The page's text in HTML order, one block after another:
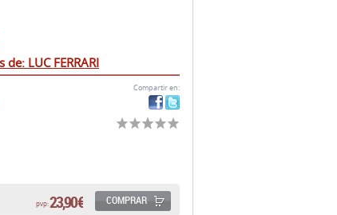
LUC FERRARI
Compartir en:
pvp:23,90 € COMPRAR